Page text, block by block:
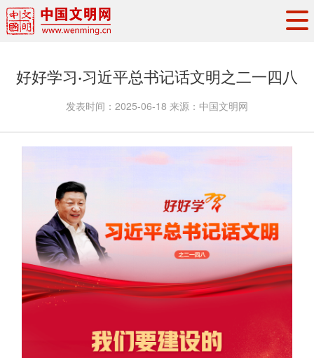
权威发布
资讯联播
地方交流
文明培育
文明实践
文明创建
文明之光
文明影音 文明矩阵
好好学习·习近平总书记话文明之二一四八
发表时间： 2025-06-18 来源： 中国文明网